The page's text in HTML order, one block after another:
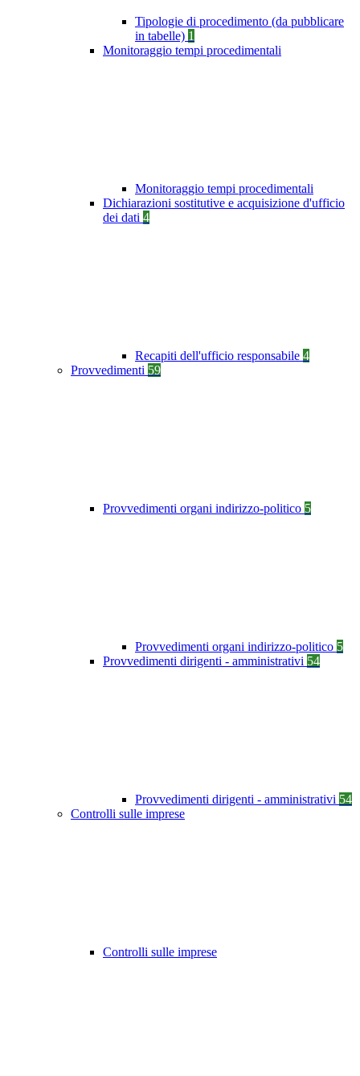
Tipologie di procedimento (da pubblicare
in tabelle) 1
Monitoraggio tempi procedimentali
Monitoraggio tempi procedimentali
Dichiarazioni sostitutive e acquisizione d'ufficio
dei dati 4
Recapiti dell'ufficio responsabile 4
Provvedimenti 59
Provvedimenti organi indirizzo-politico 5
Provvedimenti organi indirizzo-politico 5
Provvedimenti dirigenti - amministrativi 54
Provvedimenti dirigenti - amministrativi 54
Controlli sulle imprese
Controlli sulle imprese